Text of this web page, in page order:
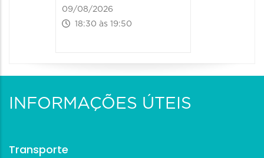
09/08/2026
18:30 às 19:50
INFORMAÇÕES ÚTEIS
Transporte